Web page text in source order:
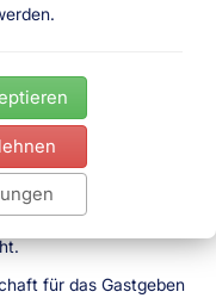
FEWO-Helden
Gastgebern habe ich
Möglichkeit
– etwas, das über
Gleichzeitig
und möchten
für das Gastgeben